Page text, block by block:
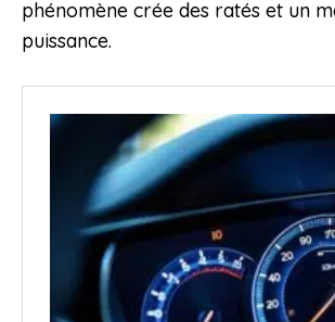
phénomène crée des ratés et un
puissance.